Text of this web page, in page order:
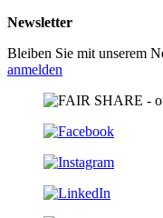
Newsletter
Bleiben Sie mit unserem
anmelden